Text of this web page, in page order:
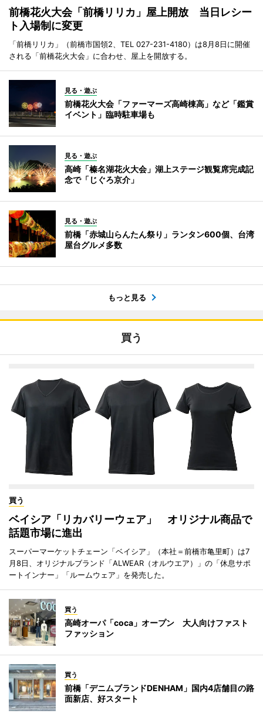
前橋花火大会「前橋リリカ」屋上開放 当日レシー
ト入場制に変更
「前橋リリカ」（前橋市国領2、TEL 027-231-4180）は8月8日に開催
される「前橋花火大会」に合わせ、屋上を開放する。
見る・遊ぶ
前橋花火大会「ファーマーズ高崎棟高」など「鑑賞
イベント」臨時駐車場も
見る・遊ぶ
高崎「榛名湖花火大会」湖上ステージ観覧席完成記
念で「じぐろ京介」
見る・遊ぶ
前橋「赤城山らんたん祭り」ランタン600個、台湾
屋台グルメ多数
もっと見る
買う
買う
ベイシア「リカバリーウェア」 オリジナル商品で
話題市場に進出
スーパーマーケットチェーン「ベイシア」（本社＝前橋市亀里町）は7
月8日、オリジナルブランド「ALWEAR（オルウエア）」の「休息サポ
ートインナー」「ルームウェア」を発売した。
買う
高崎オーパ「coca」オープン 大人向けファスト
ファッション
買う
前橋「デニムブランドDENHAM」国内4店舗目の路
面新店、好スタート